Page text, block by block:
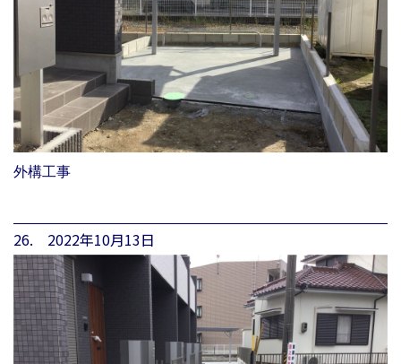
外構工事
26. 2022年10月13日